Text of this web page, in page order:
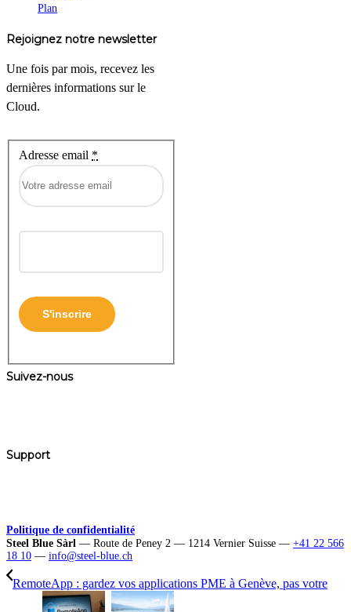
Plan
Rejoignez notre newsletter
Une fois par mois, recevez les
dernières informations sur le
Cloud.
Adresse email *
Suivez-nous
Support
Politique de confidentialité
Steel Blue Sàrl — Route de Peney 2 — 1214 Vernier Suisse — +41 22 566
18 10 — info@steel-blue.ch
RemoteApp : gardez vos applications PME à Genève, pas votre